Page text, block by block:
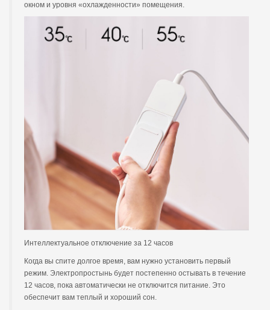
окном и уровня «охлажденности» помещения.
Интеллектуальное отключение за 12 часов
Когда вы спите долгое время, вам нужно установить первый
режим. Электропростынь будет постепенно остывать в течение
12 часов, пока автоматически не отключится питание. Это
обеспечит вам теплый и хороший сон.